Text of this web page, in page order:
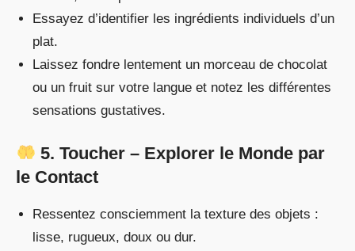
Essayez d’identifier les ingrédients individuels d’un
plat.
Laissez fondre lentement un morceau de chocolat
ou un fruit sur votre langue et notez les différentes
sensations gustatives.
5. Toucher – Explorer le Monde par
le Contact
Ressentez consciemment la texture des objets :
lisse, rugueux, doux ou dur.